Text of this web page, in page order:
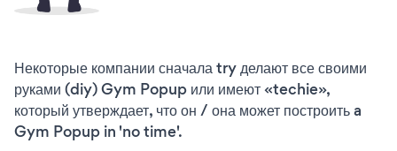
Некоторые компании сначала try делают все своими
руками (diy) Gym Popup или имеют «techie»,
который утверждает, что он / она может построить a
Gym Popup in 'no time'.